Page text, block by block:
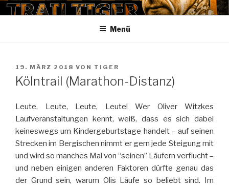
Zum
InhaltTRAILTIGER
Menü
VERÖFFENTLICHT
AM
19. MÄRZ 2018 VON TIGER
Kölntrail (Marathon-Distanz)
Leute, Leute, Leute, Leute! Wer Oliver Witzkes
Laufveranstaltungen kennt, weiß, dass es sich dabei
keineswegs um Kindergeburtstage handelt – auf seinen
Strecken im Bergischen nimmt er gern jede Steigung mit
und wird so manches Mal von “seinen” Läufern verflucht –
und neben einigen anderen Faktoren dürfte genau das
der Grund sein, warum Olis Läufe so beliebt sind. Im